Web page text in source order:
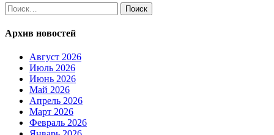
Найти:
Архив новостей
Август 2026
Июль 2026
Июнь 2026
Май 2026
Апрель 2026
Март 2026
Февраль 2026